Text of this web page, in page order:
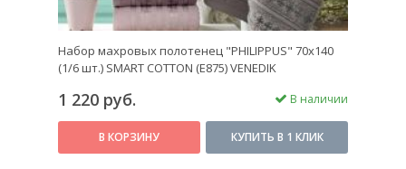
Набор махровых полотенец "PHILIPPUS" 70х140
(1/6 шт.) SMART COTTON (E875) VENEDIK
1 220 руб. В наличии
В КОРЗИНУ КУПИТЬ В 1 КЛИК